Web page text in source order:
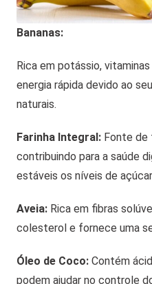
Bananas:
Rica em potássio,
energia rápida devido ao
naturais.
Farinha Integral: Fonte de
contribuindo para a saúde
estáveis os níveis de
Aveia: Rica em fibras
colesterol e fornece uma
Óleo de Coco: Contém
podem ajudar no controle